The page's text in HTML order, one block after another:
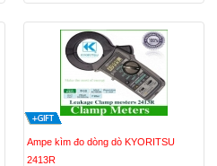
Ampe kìm đo dòng dò KYORITSU
2413R